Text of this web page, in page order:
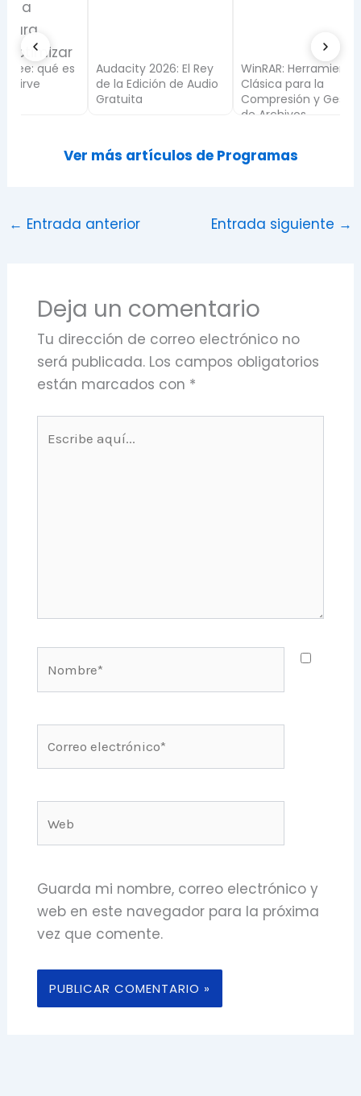
Audacity 2026: El Rey
de la Edición de Audio
WinRAR: Herramienta
Clásica para la
Compresión y Gestión
Ver más artículos de Programas
← Entrada anterior Entrada siguiente →
Deja un comentario
Tu dirección de correo electrónico no
será publicada. Los campos obligatorios
están marcados con *
aquí...
electrónico*
Guarda mi nombre, correo electrónico y
web en este navegador para la próxima
vez que comente.